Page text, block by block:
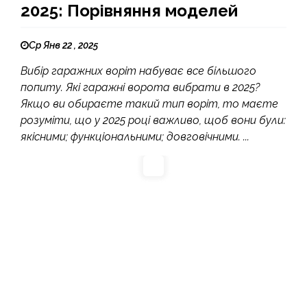
2025: Порівняння моделей
Ср Янв 22 , 2025
Вибір гаражних воріт набуває все більшого
попиту. Які гаражні ворота вибрати в 2025?
Якщо ви обираєте такий тип воріт, то маєте
розуміти, що у 2025 році важливо, щоб вони були:
якісними; функціональними; довговічними. ...